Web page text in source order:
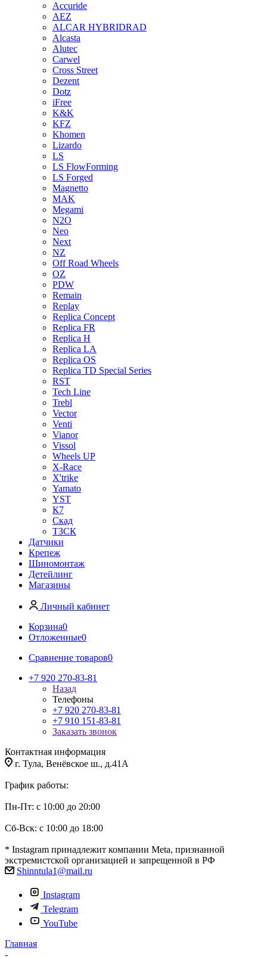
Accuride
AEZ
ALCAR HYBRIDRAD
Alcasta
Alutec
Carwel
Cross Street
Dezent
Dotz
iFree
K&K
KFZ
Khomen
Lizardo
LS
LS FlowForming
LS Forged
Magnetto
MAK
Megami
N2O
Neo
Next
NZ
Off Road Wheels
OZ
PDW
Remain
Replay
Replica Concept
Replica FR
Replica H
Replica LA
Replica OS
Replica TD Special Series
RST
Tech Line
Trebl
Vector
Venti
Vianor
Vissol
Wheels UP
X-Race
X'trike
Yamato
YST
К7
Скад
ТЗСК
Датчики
Крепеж
Шиномонтаж
Детейлинг
Магазины
Личный кабинет
Корзина0
Отложенные0
Сравнение товаров0
+7 920 270-83-81
Назад
Телефоны
+7 920 270-83-81
+7 910 151-83-81
Заказать звонок
Контактная информация
г. Тула, Венёвское ш., д.41А
График работы:
Пн-Пт: с 10:00 до 20:00
Сб-Вск: с 10:00 до 18:00
* Instagram принадлежит компании Meta, признанной
экстремистской организацией и запрещенной в РФ
Shinntula1@mail.ru
Instagram
Telegram
YouTube
Главная
-